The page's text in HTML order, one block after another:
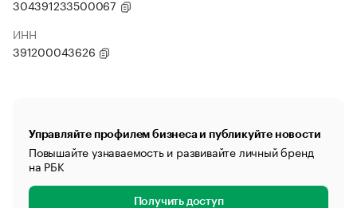
304391233500067
ИНН
391200043626
Управляйте профилем бизнеса и публикуйте новости
Повышайте узнаваемость и развивайте личный бренд
на РБК
Получить доступ